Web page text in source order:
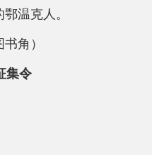
温克人。
角）
集令